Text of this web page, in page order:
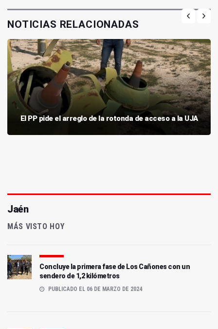
NOTICIAS RELACIONADAS
El PP pide el arreglo de la rotonda de acceso a la UJA
Jaén
MÁS VISTO HOY
Concluye la primera fase de Los Cañones con un
sendero de 1,2 kilómetros
PUBLICADO EL 06 DE MARZO DE 2024